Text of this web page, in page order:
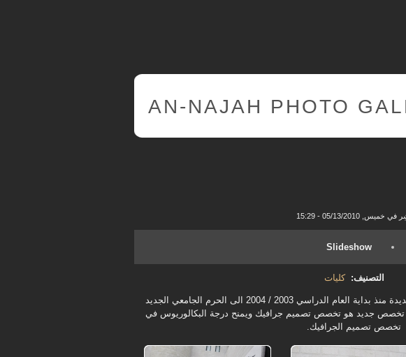
AN-NAJAH PHOTO
خميس, 05/13/2010 - 15:29
Slideshow
التصنيف: كليات
2003 / 2004 الى الحرم الجامعي الجديد
2005 / 2006تم افتتاح تخصص جديد هو تخصص تصميم جرافيك ويمنح درجة البكالوريوس في
تخصص تصميم الجرافيك.